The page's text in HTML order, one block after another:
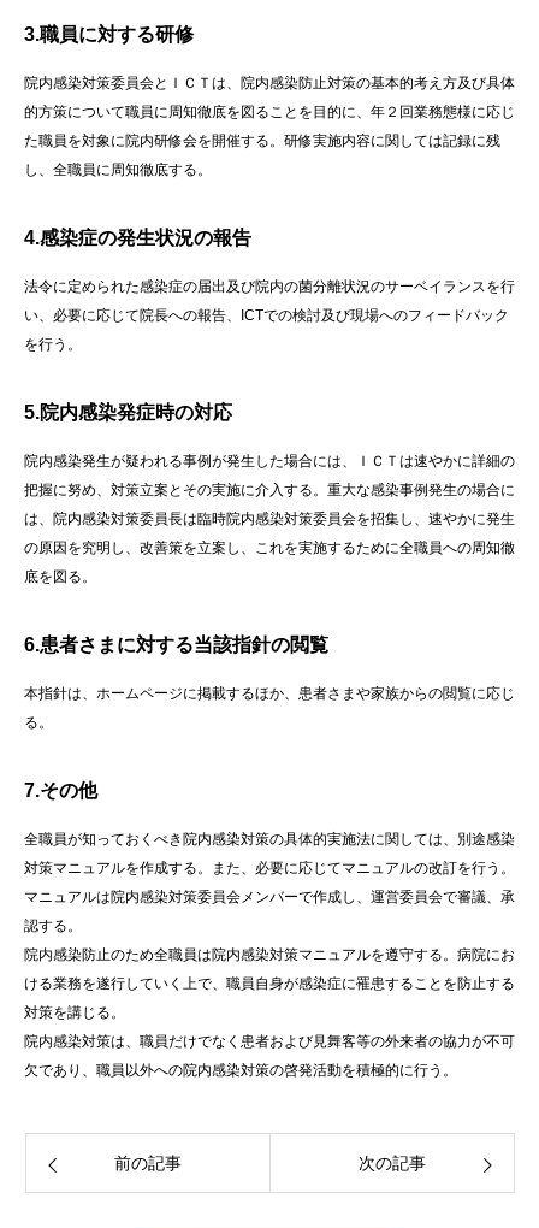
3.職員に対する研修
院内感染対策委員会とＩＣＴは、院内感染防止対策の基本的考え方及び具体
的方策について職員に周知徹底を図ることを目的に、年２回業務態様に応じ
た職員を対象に院内研修会を開催する。研修実施内容に関しては記録に残
し、全職員に周知徹底する。
4.感染症の発生状況の報告
法令に定められた感染症の届出及び院内の菌分離状況のサーベイランスを行
い、必要に応じて院長への報告、ICTでの検討及び現場へのフィードバック
を行う。
5.院内感染発症時の対応
院内感染発生が疑われる事例が発生した場合には、ＩＣＴは速やかに詳細の
把握に努め、対策立案とその実施に介入する。重大な感染事例発生の場合に
は、院内感染対策委員長は臨時院内感染対策委員会を招集し、速やかに発生
の原因を究明し、改善策を立案し、これを実施するために全職員への周知徹
底を図る。
6.患者さまに対する当該指針の閲覧
本指針は、ホームページに掲載するほか、患者さまや家族からの閲覧に応じ
る。
7.その他
全職員が知っておくべき院内感染対策の具体的実施法に関しては、別途感染
対策マニュアルを作成する。また、必要に応じてマニュアルの改訂を行う。
マニュアルは院内感染対策委員会メンバーで作成し、運営委員会で審議、承
認する。
院内感染防止のため全職員は院内感染対策マニュアルを遵守する。病院にお
ける業務を遂行していく上で、職員自身が感染症に罹患することを防止する
対策を講じる。
院内感染対策は、職員だけでなく患者および見舞客等の外来者の協力が不可
欠であり、職員以外への院内感染対策の啓発活動を積極的に行う。
前の記事 次の記事